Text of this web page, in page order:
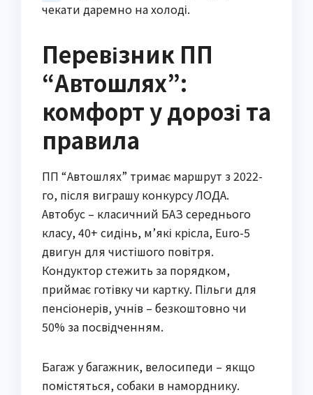
чекати даремно на холоді.
Перевізник ПП
“Автошлях”:
комфорт у дорозі та
правила
ПП “Автошлях” тримає маршрут з 2022-
го, після виграшу конкурсу ЛОДА.
Автобус – класичний БАЗ середнього
класу, 40+ сидінь, м’які крісла, Euro-5
двигун для чистішого повітря.
Кондуктор стежить за порядком,
приймає готівку чи картку. Пільги для
пенсіонерів, учнів – безкоштовно чи
50% за посвідченням.
Багаж у багажник, велосипеди – якщо
помістяться, собаки в наморднику.